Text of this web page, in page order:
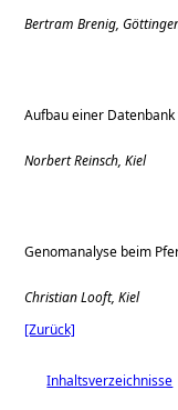
Bertram Brenig,
Aufbau einer
Norbert Reinsch, Kiel
Genomanalyse beim
Christian Looft, Kiel
[Zurück]
Inhaltsverzeichnisse